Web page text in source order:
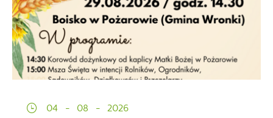
04 - 08 - 2026